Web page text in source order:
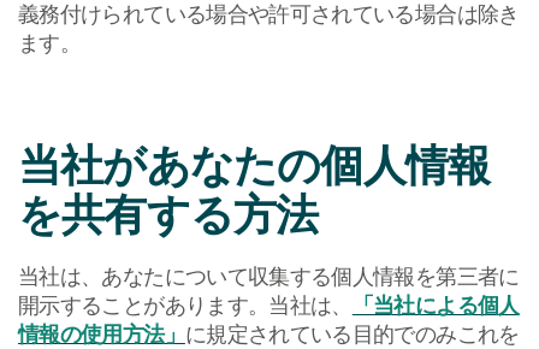
義務付けられている場合や許可されている場合は除き
ます。
当社があなたの個人情報
を共有する方法
当社は、あなたについて収集する個人情報を第三者に
開示することがあります。当社は、
「当社による個人
情報の使用方法」 に規定されている目的でのみこれを